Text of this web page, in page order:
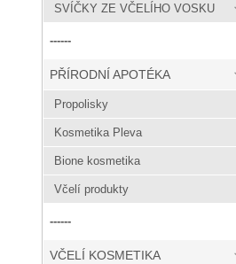
SVÍČKY ZE VČELÍHO VOSKU
------
PŘÍRODNÍ APOTÉKA
Propolisky
Kosmetika Pleva
Bione kosmetika
Včelí produkty
------
VČELÍ KOSMETIKA